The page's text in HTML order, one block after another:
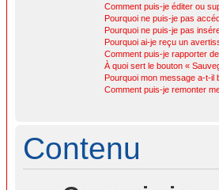
Comment puis-je éditer ou
Pourquoi ne puis-je pas
Pourquoi ne puis-je pas
Pourquoi ai-je reçu un
Comment puis-je rapporter
À quoi sert le bouton «
Pourquoi mon message a-t-il
Comment puis-je remonter
Contenu